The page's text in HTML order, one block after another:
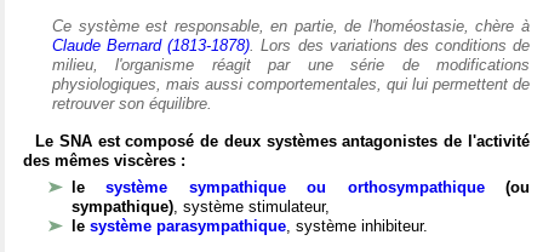
Ce système est responsable, en partie, de l'homéostasie, chère à
Claude Bernard (1813-1878). Lors des variations des conditions de
milieu, l'organisme réagit par une série de modifications
physiologiques, mais aussi comportementales, qui lui permettent de
retrouver son équilibre.
Le SNA est composé de deux systèmes antagonistes de l'activité
des mêmes viscères :
lesystème sympathique ou orthosympathique(ou
sympathique), système stimulateur,
le système parasympathique, système inhibiteur.